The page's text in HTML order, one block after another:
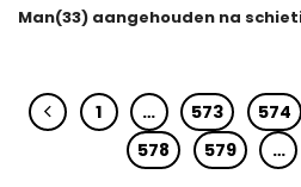
Man(33) aangehouden na
1 … 573 574
578
579 …